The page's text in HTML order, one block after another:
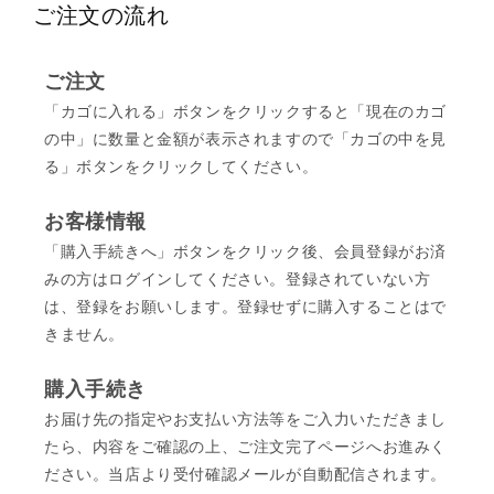
ご注文の流れ
ご注文
「カゴに入れる」ボタンをクリックすると「現在のカゴ
の中」に数量と金額が表示されますので「カゴの中を見
る」ボタンをクリックしてください。
お客様情報
「購入手続きへ」ボタンをクリック後、会員登録がお済
みの方はログインしてください。登録されていない方
は、登録をお願いします。登録せずに購入することはで
きません。
購入手続き
お届け先の指定やお支払い方法等をご入力いただきまし
たら、内容をご確認の上、ご注文完了ページへお進みく
ださい。当店より受付確認メールが自動配信されます。